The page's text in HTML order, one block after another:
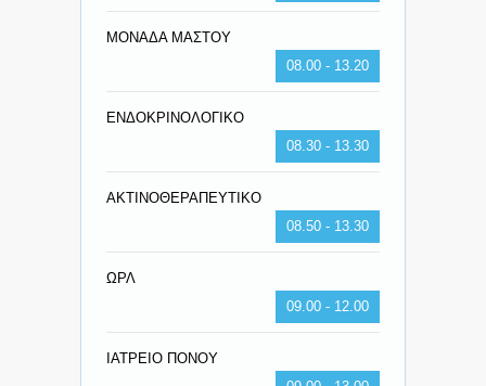
ΜΟΝΑΔΑ ΜΑΣΤΟΥ
08.00 - 13.20
ΕΝΔΟΚΡΙΝΟΛΟΓΙΚΟ
08.30 - 13.30
ΑΚΤΙΝΟΘΕΡΑΠΕΥΤΙΚΟ
08.50 - 13.30
ΩΡΛ
09.00 - 12.00
ΙΑΤΡΕΙΟ ΠΟΝΟΥ